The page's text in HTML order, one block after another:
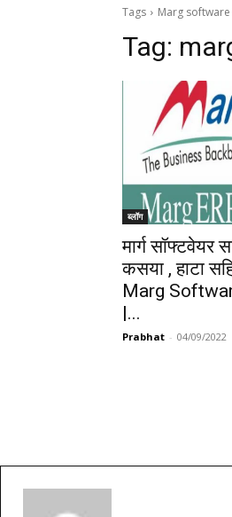
Tags Marg
Tag:
ब्लॉग
मार्ग सॉफ्टवेयर
कसया , हाटा
Marg
|...
Prabhat - 04/09/2022